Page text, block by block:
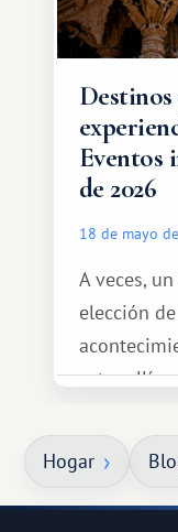
Eventos
de 2026
18 de mayo
A veces,
elección
estar allí...
Hogar